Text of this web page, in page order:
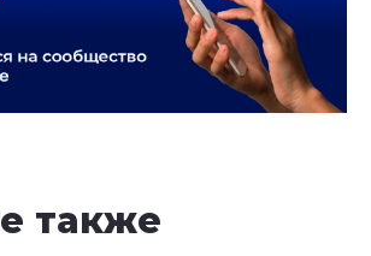
также